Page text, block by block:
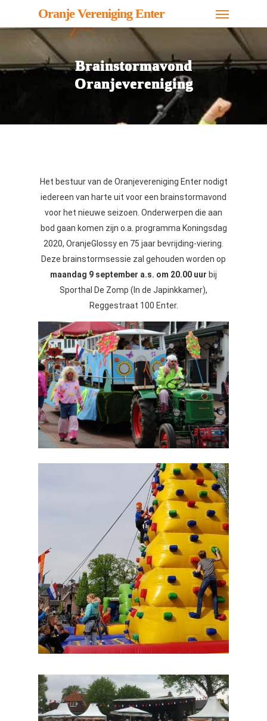
Oranje Vereniging Enter
Brainstormavond
Oranjevereniging
Het bestuur van de Oranjevereniging Enter nodigt
iedereen van harte uit voor een brainstormavond
voor het nieuwe seizoen. Onderwerpen die aan
bod gaan komen zijn o.a. programma Koningsdag
2020, OranjeGlossy en 75 jaar bevrijding-viering.
Deze brainstormsessie zal gehouden worden op
maandag 9 september a.s. om 20.00 uur bij
Sporthal De Zomp (In de Japinkkamer),
Reggestraat 100 Enter.